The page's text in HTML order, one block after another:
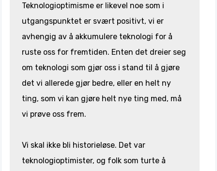
Teknologioptimisme er likevel noe som i
utgangspunktet er svært positivt, vi er
avhengig av å akkumulere teknologi for å
ruste oss for fremtiden. Enten det dreier seg
om teknologi som gjør oss i stand til å gjøre
det vi allerede gjør bedre, eller en helt ny
ting, som vi kan gjøre helt nye ting med, må
vi prøve oss frem.
Vi skal ikke bli historieløse. Det var
teknologioptimister, og folk som turte å